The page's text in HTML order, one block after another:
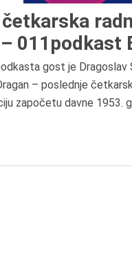
011podkast
gost je Dragoslav
– poslednje
započetu davne 1953.